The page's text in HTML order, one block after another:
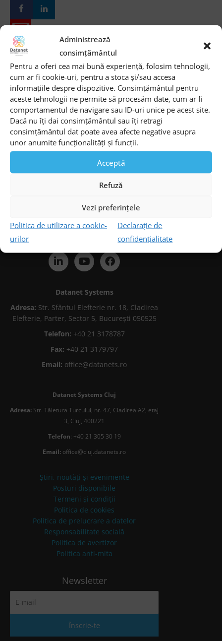
Administrează
consimțământul
Pentru a oferi cea mai bună experiență, folosim tehnologii,
cum ar fi cookie-uri, pentru a stoca și/sau accesa
informațiile despre dispozitive. Consimțământul pentru
aceste tehnologii ne permite să procesăm date, cum ar fi
comportamentul de navigare sau ID-uri unice pe acest site.
Dacă nu îți dai consimțământul sau îți retragi
consimțământul dat poate avea afecte negative asupra
unor anumite funcționalități și funcții.
Acceptă
Refuză
Vezi preferințele
Politica de utilizare a cookie-
urilor
Declarație de
confidențialitate
Newsletter
Sunt de acord cuTermenii si conditiile
site-ului si cu
Politica de prelucrare a datelor
Datanet Systems
Adresa: Str. Sfântul Elefterie nr. 18, Cladirea
Elefterie, Parter, Sector 5, București 050525
Telefon: +40 21 3178787
Fax: +40 21 3179797
Email: office@datanets.ro
Datanet Systems Cluj
Adresa: Str. Tăietura Turcului, nr. 47, Cladirea A2, etaj
3, Cluj, 400221
Telefon: +40 21 305 30 19
Email: office@cluj.datanets.ro
Știri, noutăți și evenimente
Posturi disponibile
Termeni și condiții
Politica de cookies
Politica de prelucrare a datelor
Responsabilitate socială
Politica de avertizor
Politica anti-mita
Newsletter